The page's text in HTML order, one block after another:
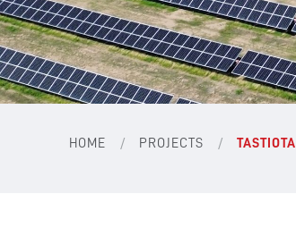
HOME / PROJECTS / TASTIOTA